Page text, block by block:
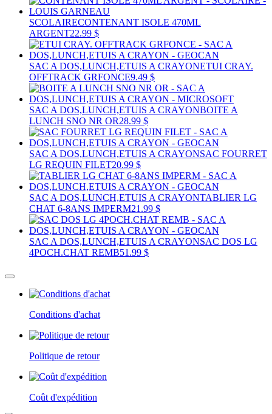
SCOLAIRECONTENANT ISOLE 470ML
ARGENT22.99 $
SAC A DOS,LUNCH,ETUIS A CRAYONETUI CRAY.
OFFTRACK GRFONCE9.49 $
SAC A DOS,LUNCH,ETUIS A CRAYONBOITE A
LUNCH SNO NR OR28.99 $
SAC A DOS,LUNCH,ETUIS A CRAYONSAC FOURRET
LG REQUIN FILET20.99 $
SAC A DOS,LUNCH,ETUIS A CRAYONTABLIER LG
CHAT 6-8ANS IMPERM21.99 $
SAC A DOS,LUNCH,ETUIS A CRAYONSAC DOS LG
4POCH.CHAT REMB51.99 $
Conditions d'achat
Politique de retour
Coût d'expédition